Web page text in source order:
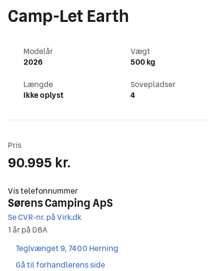
Camp-Let Earth
Modelår
2026
Vægt
500 kg
Længde
Ikke oplyst
Sovepladser
4
Pris
90.995 kr.
,
Teglvænget 9, 7400 Herning
Gå til forhandlerens side